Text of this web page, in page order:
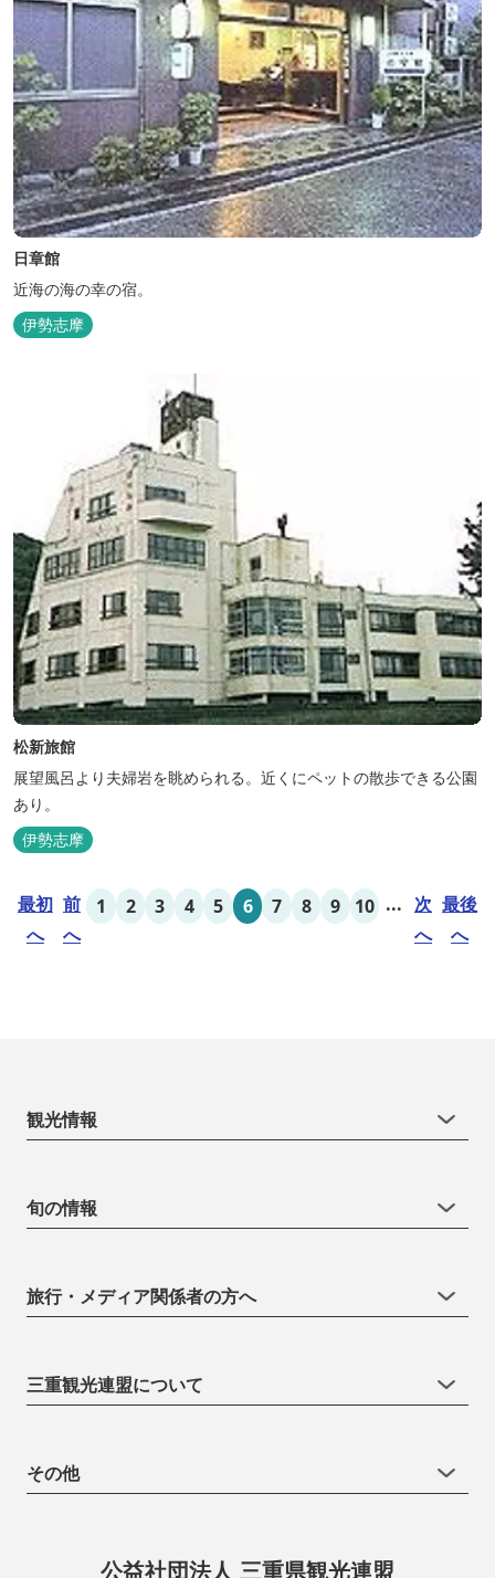
日章館
近海の海の幸の宿。
伊勢志摩
松新旅館
展望風呂より夫婦岩を眺められる。近くにペットの散歩できる公園
あり。
伊勢志摩
最初
へ
前
へ
1 2 3 4 5 6 7 8 9 10 ... 次
へ
最後
へ
観光情報
旬の情報
旅行・メディア関係者の方へ
三重観光連盟について
その他
公益社団法人 三重県観光連盟